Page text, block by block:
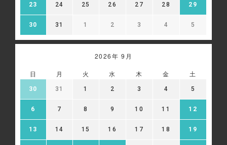
23 24 25 26 27 28 29
30 31 1 2 3 4 5
2026年 9月
日 月 火 水 木 金 土
30 31 1 2 3 4 5
6 7 8 9 10 11 12
13 14 15 16 17 18 19